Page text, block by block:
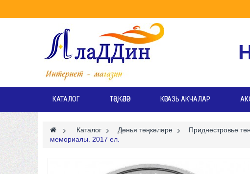
КАТАЛОГ ТӘҢКӘЛӘР КӘГАЗЬ АКЧАЛАР
> Каталог > Дөнья тәңкәләре > Приднестровье
мемориалы. 2017 ел.